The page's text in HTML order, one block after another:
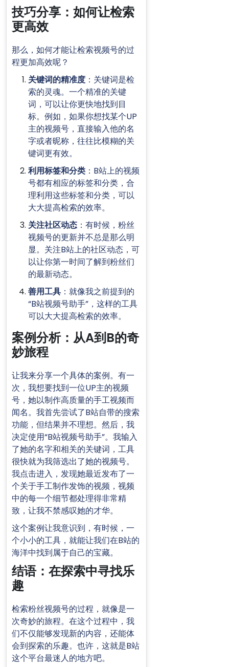
技巧分享：如何让检索
更高效
那么，如何才能让检索视频号的过
程更加高效呢？
关键词的精准度 ：关键词是检
索的灵魂。一个精准的关键
词，可以让你更快地找到目
标。例如，如果你想找某个UP
主的视频号，直接输入他的名
字或者昵称，往往比模糊的关
键词更有效。
利用标签和分类 ：B站上的视频
号都有相应的标签和分类，合
理利用这些标签和分类，可以
大大提高检索的效率。
关注社区动态 ：有时候，粉丝
视频号的更新并不总是那么明
显。关注B站上的社区动态，可
以让你第一时间了解到粉丝们
的最新动态。
善用工具 ：就像我之前提到的
“B站视频号助手”，这样的工具
可以大大提高检索的效率。
案例分析：从A到B的奇
妙旅程
让我来分享一个具体的案例。有一
次，我想要找到一位UP主的视频
号，她以制作高质量的手工视频而
闻名。我首先尝试了B站自带的搜索
功能，但结果并不理想。然后，我
决定使用“B站视频号助手”。我输入
了她的名字和相关的关键词，工具
很快就为我筛选出了她的视频号。
我点击进入，发现她最近发布了一
个关于手工制作发饰的视频，视频
中的每一个细节都处理得非常精
致，让我不禁感叹她的才华。
这个案例让我意识到，有时候，一
个小小的工具，就能让我们在B站的
海洋中找到属于自己的宝藏。
结语：在探索中寻找乐
趣
检索粉丝视频号的过程，就像是一
次奇妙的旅程。在这个过程中，我
们不仅能够发现新的内容，还能体
会到探索的乐趣。也许，这就是B站
这个平台最迷人的地方吧。